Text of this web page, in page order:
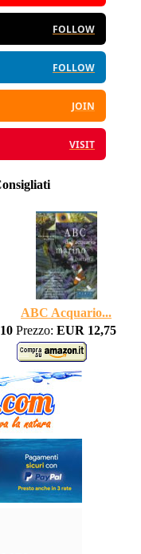
FOLLOW
FOLLOW
JOIN
VISIT
ABC Acquario...
Prezzo: EUR 12,75